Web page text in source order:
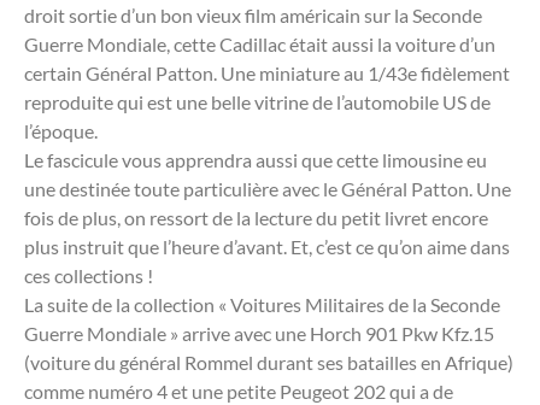
droit sortie d’un bon vieux film américain sur la Seconde
Guerre Mondiale, cette Cadillac était aussi la voiture d’un
certain Général Patton. Une miniature au 1/43e fidèlement
reproduite qui est une belle vitrine de l’automobile US de
l’époque.
Le fascicule vous apprendra aussi que cette limousine eu
une destinée toute particulière avec le Général Patton. Une
fois de plus, on ressort de la lecture du petit livret encore
plus instruit que l’heure d’avant. Et, c’est ce qu’on aime dans
ces collections !
La suite de la collection « Voitures Militaires de la Seconde
Guerre Mondiale » arrive avec une Horch 901 Pkw Kfz.15
(voiture du général Rommel durant ses batailles en Afrique)
comme numéro 4 et une petite Peugeot 202 qui a de